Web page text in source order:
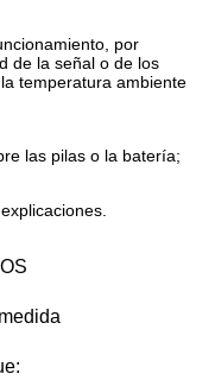
por
de la señal o de los
temperatura ambiente
las pilas o la batería;